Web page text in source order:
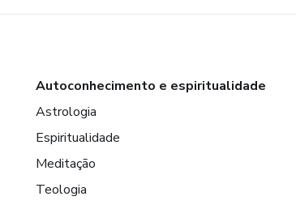
Autoconhecimento e espiritualidade
Astrologia
Espiritualidade
Meditação
Teologia